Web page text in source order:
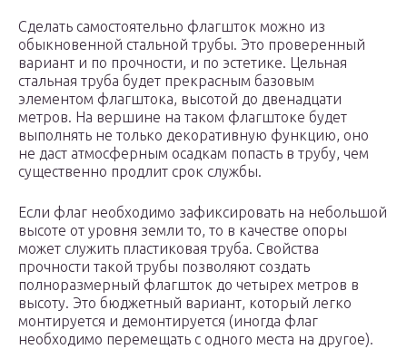
Сделать самостоятельно флагшток можно из
обыкновенной стальной трубы. Это проверенный
вариант и по прочности, и по эстетике. Цельная
стальная труба будет прекрасным базовым
элементом флагштока, высотой до двенадцати
метров. На вершине на таком флагштоке будет
выполнять не только декоративную функцию, оно
не даст атмосферным осадкам попасть в трубу, чем
существенно продлит срок службы.
Если флаг необходимо зафиксировать на небольшой
высоте от уровня земли то, то в качестве опоры
может служить пластиковая труба. Свойства
прочности такой трубы позволяют создать
полноразмерный флагшток до четырех метров в
высоту. Это бюджетный вариант, который легко
монтируется и демонтируется (иногда флаг
необходимо перемещать с одного места на другое).